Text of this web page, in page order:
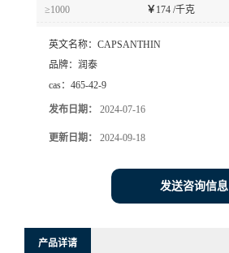
≥1000 ￥ 174 /千克
英文名称： CAPSANTHIN
品牌： 润泰
cas： 465-42-9
发布日期： 2024-07-16
更新日期： 2024-09-18
发送咨询信息
产品详请